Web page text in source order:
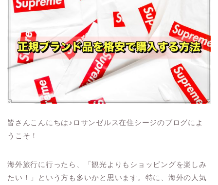
皆さんこんにちは♪ロサンゼルス在住シージのブログによ
うこそ！
海外旅行に行ったら、「観光よりもショッピングを楽しみ
たい！」という方も多いかと思います。特に、海外の人気